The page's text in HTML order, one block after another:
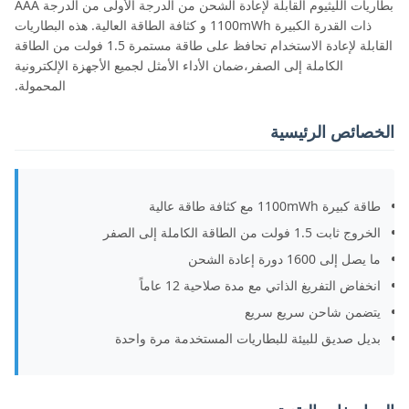
بطاريات الليثيوم القابلة لإعادة الشحن من الدرجة الأولى من الدرجة AAA
ذات القدرة الكبيرة 1100mWh و كثافة الطاقة العالية. هذه البطاريات
القابلة لإعادة الاستخدام تحافظ على طاقة مستمرة 1.5 فولت من الطاقة
الكاملة إلى الصفر،ضمان الأداء الأمثل لجميع الأجهزة الإلكترونية
المحمولة.
الخصائص الرئيسية
طاقة كبيرة 1100mWh مع كثافة طاقة عالية
الخروج ثابت 1.5 فولت من الطاقة الكاملة إلى الصفر
ما يصل إلى 1600 دورة إعادة الشحن
انخفاض التفريغ الذاتي مع مدة صلاحية 12 عاماً
يتضمن شاحن سريع سريع
بديل صديق للبيئة للبطاريات المستخدمة مرة واحدة